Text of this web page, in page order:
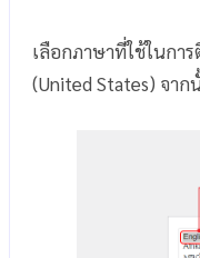
เลือกภาษาที่ใช้ในการ
(United States) จา